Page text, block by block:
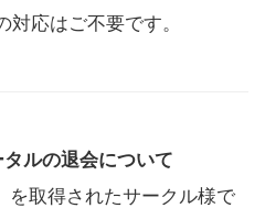
応はご不要です。
ルの退会について
を取得されたサークル様で